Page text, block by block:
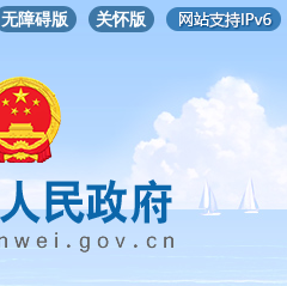
无障碍版 关怀版